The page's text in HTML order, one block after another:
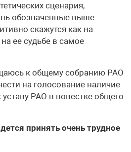
сценария,
обозначенные выше
скажутся как на
ее судьбе в самое
к общему собранию РАО
на голосование наличие
уставу РАО в повестке общего
принять очень трудное